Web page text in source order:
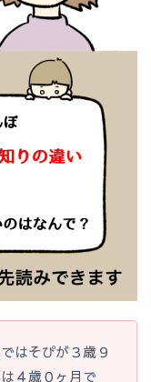
はそぴが３歳９
４歳０ヶ月で